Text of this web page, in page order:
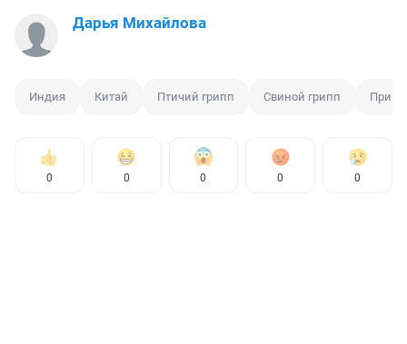
Дарья Михайлова
Индия Китай Птичий грипп Свиной грипп
0 0 0 0 0